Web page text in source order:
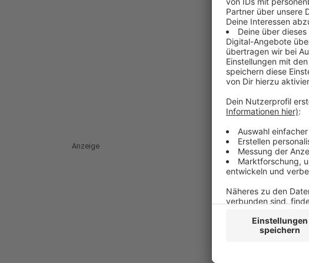
Anzeige